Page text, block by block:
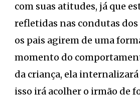
com suas atitudes, já que
refletidas nas condutas dos
os pais agirem de uma
momento do
da criança, ela internalizará
isso irá acolher o irmão de